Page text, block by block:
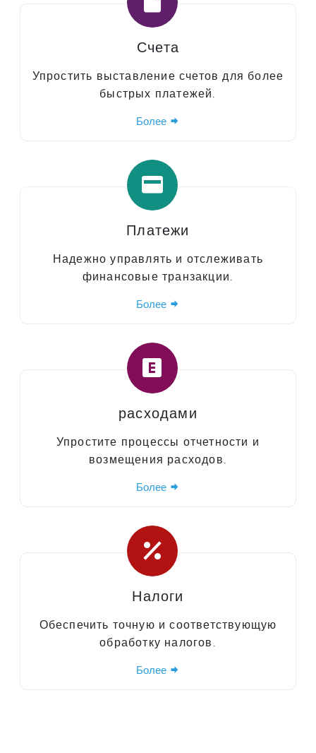
Счета
Упростить выставление счетов для более
быстрых платежей.
Более
Платежи
Надежно управлять и отслеживать
финансовые транзакции.
Более
расходами
Упростите процессы отчетности и
возмещения расходов.
Более
Налоги
Обеспечить точную и соответствующую
обработку налогов.
Более